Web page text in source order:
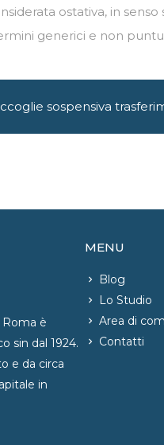
ostativa, in
generici e non
sospensiva
è
sin dal 1924.
e da circa
in
MENU
Blog
Lo Studio
Area di
Contatti